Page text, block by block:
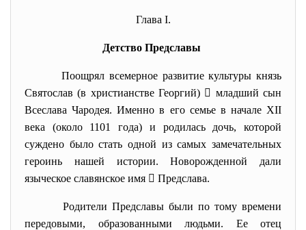
Глава І.
Детство Предславы
Поощрял всемерное развитие культуры князь
Святослав (в христианстве Георгий)  младший сын
Всеслава Чародея. Именно в его семье в начале XII
века (около 1101 года) и родилась дочь, которой
суждено было стать одной из самых замечательных
героинь нашей истории. Новорожденной дали
языческое славянское имя  Предслава.
Родители Предcлавы были по тому времени
передовыми, образованными людьми. Ее отец